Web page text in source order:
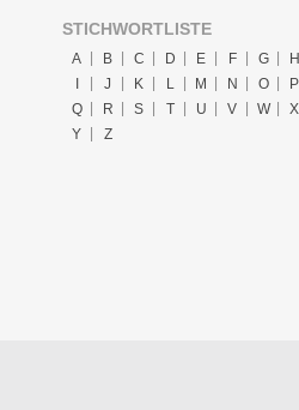
STICHWORTLISTE
A B C D E F G
H
J K L M N O
P
Q
R S T U V W
X
Y
Z